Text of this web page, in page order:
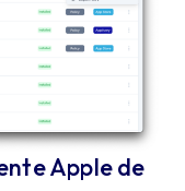
Apple de